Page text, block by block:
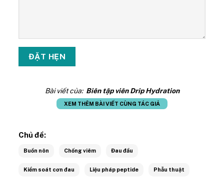
Bài viết của: Biên tập viên Drip Hydration
XEM THÊM BÀI VIẾT CÙNG TÁC GIẢ
Chủ đề:
Buồn nôn Chống viêm Đau đầu
Kiểm soát cơn đau Liệu pháp peptide Phẫu thuật